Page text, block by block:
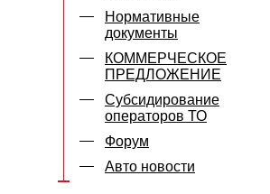
Нормативные
документы
КОММЕРЧЕСКОЕ
ПРЕДЛОЖЕНИЕ
Субсидирование
операторов ТО
Форум
Авто новости